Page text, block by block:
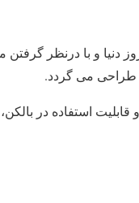
و با درنظر گرفتن
طراحی می گردد.
قابلیت استفاده در